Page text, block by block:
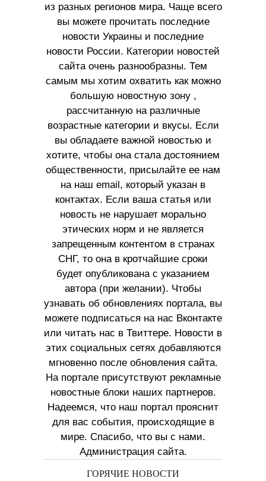
из разных регионов мира. Чаще всего
вы можете прочитать последние
новости Украины и последние
новости России. Категории новостей
сайта очень разнообразны. Тем
самым мы хотим охватить как можно
большую новостную зону ,
рассчитанную на различные
возрастные категории и вкусы. Если
вы обладаете важной новостью и
хотите, чтобы она стала достоянием
общественности, присылайте ее нам
на наш email, который указан в
контактах. Если ваша статья или
новость не нарушает морально
этических норм и не является
запрещенным контентом в странах
СНГ, то она в кротчайшие сроки
будет опубликована с указанием
автора (при желании). Чтобы
узнавать об обновлениях портала, вы
можете подписаться на нас Вконтакте
или читать нас в Твиттере. Новости в
этих социальных сетях добавляются
мгновенно после обновления сайта.
На портале присутствуют рекламные
новостные блоки наших партнеров.
Надеемся, что наш портал прояснит
для вас события, происходящие в
мире. Спасибо, что вы с нами.
Администрация сайта.
ГОРЯЧИЕ НОВОСТИ